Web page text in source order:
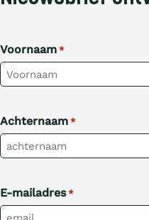
Voornaam *
Achternaam *
E-mailadres *